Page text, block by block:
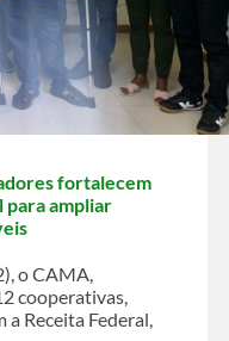
fortalecem
para ampliar
o CAMA,
cooperativas,
Receita Federal,